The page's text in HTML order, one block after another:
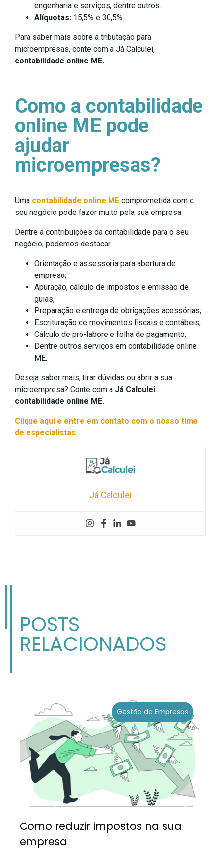
engenharia e serviços, dentre outros.
Alíquotas: 15,5% e 30,5%.
Para saber mais sobre a tributação para
microempresas, conte com a Já Calculei,
contabilidade online ME.
Como a contabilidade
online ME pode
ajudar
microempresas?
Uma contabilidade online ME comprometida com o
seu negócio pode fazer muito pela sua empresa.
Dentre a contribuições da contabilidade para o seu
negócio, podemos destacar:
Orientação e assessoria para abertura de
empresa;
Apuração, cálculo de impostos e emissão de
guias;
Preparação e entrega de obrigações acessórias;
Escrituração de movimentos fiscais e contábeis;
Cálculo de pró-labore e folha de pagamento;
Dentre outros serviços em contabilidade online
ME.
Deseja saber mais, tirar dúvidas ou abrir a sua
microempresa? Conte com a Já Calculei
contabilidade online ME.
Clique aqui e entre em contato com o nosso time
de especialistas.
Já Calculei
POSTS
RELACIONADOS
Gestão de Empresas
Como reduzir impostos na sua
empresa